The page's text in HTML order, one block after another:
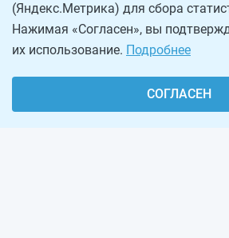
(Яндекс.Метрика) для сбора
Нажимая «Согласен», вы
их использование. Подробнее
СОГЛАСЕН